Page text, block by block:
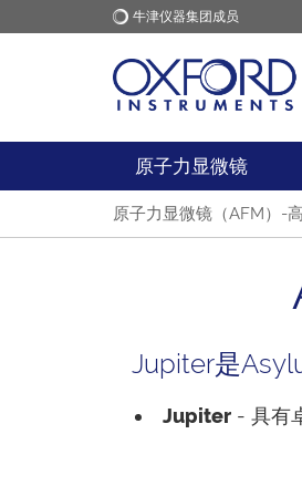
牛津仪器集团成员
牛津仪器
原子力显微镜
原子力显微镜（AFM）-
Jupiter是
Jupiter - 具有